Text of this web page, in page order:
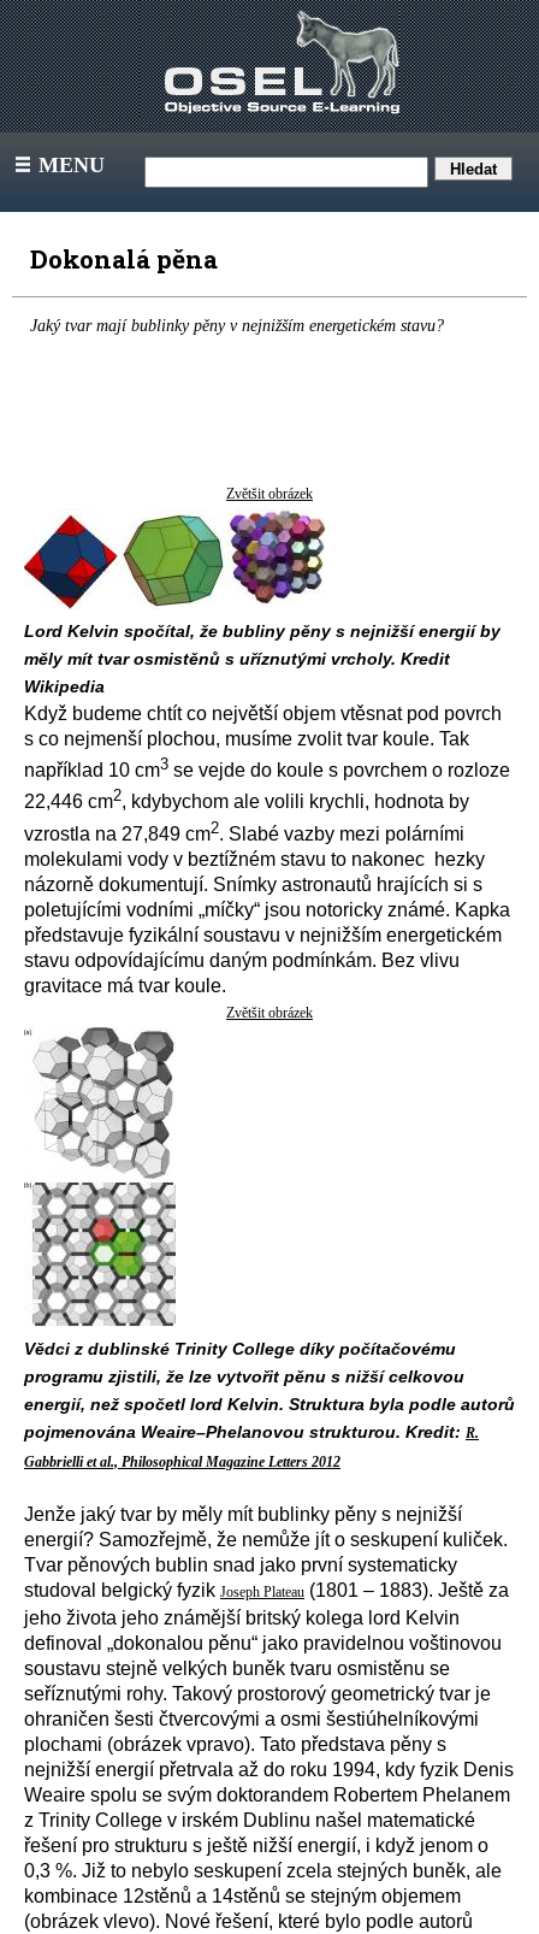
III MENU
Dokonalá pěna
Jaký tvar mají bublinky pěny v nejnižším energetickém stavu?
Zvětšit obrázek
Lord Kelvin spočítal, že bubliny pěny s nejnižší energií by
měly mít tvar osmistěnů s uříznutými vrcholy. Kredit
Wikipedia
Když budeme chtít co největší objem vtěsnat pod povrch
s co nejmenší plochou, musíme zvolit tvar koule. Tak
například 10 cm3 se vejde do koule s povrchem o rozloze
22,446 cm2, kdybychom ale volili krychli, hodnota by
vzrostla na 27,849 cm2. Slabé vazby mezi polárními
molekulami vody v beztížném stavu to nakonec hezky
názorně dokumentují. Snímky astronautů hrajících si s
poletujícími vodními „míčky“ jsou notoricky známé. Kapka
představuje fyzikální soustavu v nejnižším energetickém
stavu odpovídajícímu daným podmínkám. Bez vlivu
gravitace má tvar koule.
Zvětšit obrázek
Vědci z dublinské Trinity College díky počítačovému
programu zjistili, že lze vytvořit pěnu s nižší celkovou
energií, než spočetl lord Kelvin. Struktura byla podle autorů
pojmenována Weaire–Phelanovou strukturou. Kredit: R.
Gabbrielli et al., Philosophical Magazine Letters 2012
Jenže jaký tvar by měly mít bublinky pěny s nejnižší
energií? Samozřejmě, že nemůže jít o seskupení kuliček.
Tvar pěnových bublin snad jako první systematicky
studoval belgický fyzik Joseph Plateau (1801 – 1883). Ještě za
jeho života jeho známější britský kolega lord Kelvin
definoval „dokonalou pěnu“ jako pravidelnou voštinovou
soustavu stejně velkých buněk tvaru osmistěnu se
seříznutými rohy. Takový prostorový geometrický tvar je
ohraničen šesti čtvercovými a osmi šestiúhelníkovými
plochami (obrázek vpravo). Tato představa pěny s
nejnižší energií přetrvala až do roku 1994, kdy fyzik Denis
Weaire spolu se svým doktorandem Robertem Phelanem
z Trinity College v irském Dublinu našel matematické
řešení pro strukturu s ještě nižší energií, i když jenom o
0,3 %. Již to nebylo seskupení zcela stejných buněk, ale
kombinace 12stěnů a 14stěnů se stejným objemem
(obrázek vlevo). Nové řešení, které bylo podle autorů